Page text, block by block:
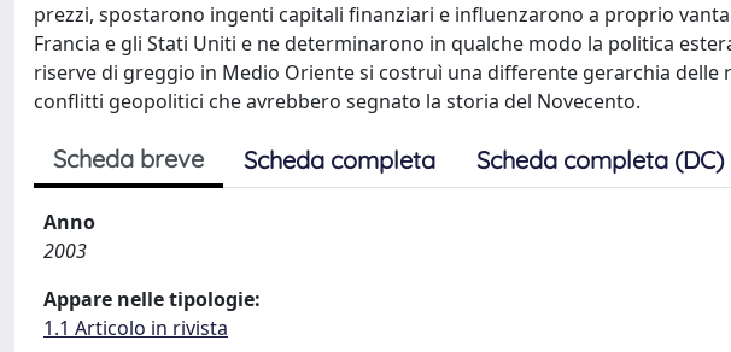
prezzi, spostarono ingenti capitali finanziari e influenzarono a proprio
Francia e gli Stati Uniti e ne determinarono in qualche modo la politica
riserve di greggio in Medio Oriente si costruì una differente gerarchia
conflitti geopolitici che avrebbero segnato la storia del Novecento.
Scheda breve Scheda completa Scheda completa (DC)
Anno
2003
Appare nelle tipologie:
1.1 Articolo in rivista